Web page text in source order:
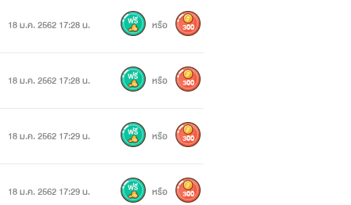
18 ม.ค. 2562 17:28 น. หรือ 300
18 ม.ค. 2562 17:28 น. หรือ 300
18 ม.ค. 2562 17:29 น. หรือ 300
18 ม.ค. 2562 17:29 น. หรือ 300